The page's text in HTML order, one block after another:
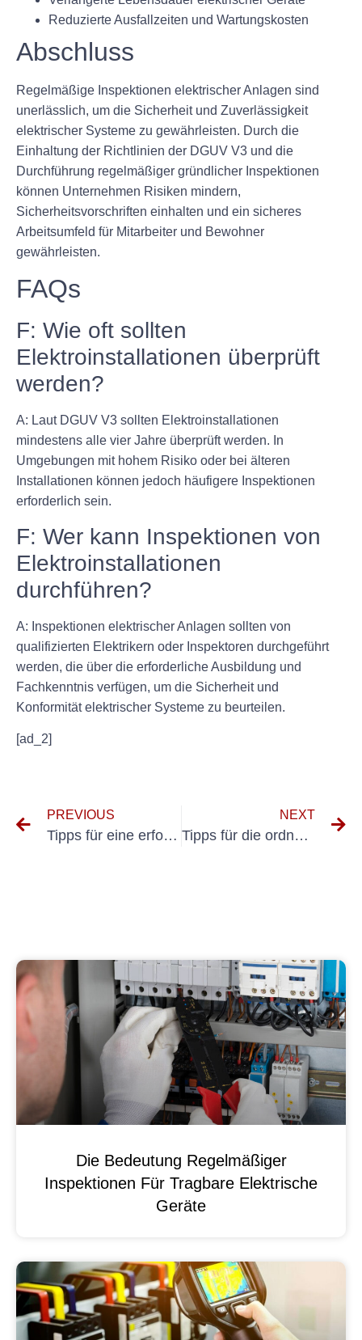
Reduzierte Ausfallzeiten und Wartungskosten
Abschluss
Regelmäßige Inspektionen elektrischer Anlagen sind
unerlässlich, um die Sicherheit und Zuverlässigkeit
elektrischer Systeme zu gewährleisten. Durch die
Einhaltung der Richtlinien der DGUV V3 und die
Durchführung regelmäßiger gründlicher Inspektionen
können Unternehmen Risiken mindern,
Sicherheitsvorschriften einhalten und ein sicheres
Arbeitsumfeld für Mitarbeiter und Bewohner
gewährleisten.
FAQs
F: Wie oft sollten
Elektroinstallationen überprüft
werden?
A: Laut DGUV V3 sollten Elektroinstallationen
mindestens alle vier Jahre überprüft werden. In
Umgebungen mit hohem Risiko oder bei älteren
Installationen können jedoch häufigere Inspektionen
erforderlich sein.
F: Wer kann Inspektionen von
Elektroinstallationen
durchführen?
A: Inspektionen elektrischer Anlagen sollten von
qualifizierten Elektrikern oder Inspektoren durchgeführt
werden, die über die erforderliche Ausbildung und
Fachkenntnis verfügen, um die Sicherheit und
Konformität elektrischer Systeme zu beurteilen.
[ad_2]
PREVIOUS
Tipps für eine erfolgreiche DGUV V3-Prüfung mobiler Elektrogeräte
NEXT
Tipps für die ordnungsgemäße Verwendung und Wartung Ihres VDE 0701-Prüfgeräts für langfristige Zuverlässigkeit
Die Bedeutung Regelmäßiger
Inspektionen Für Tragbare Elektrische
Geräte